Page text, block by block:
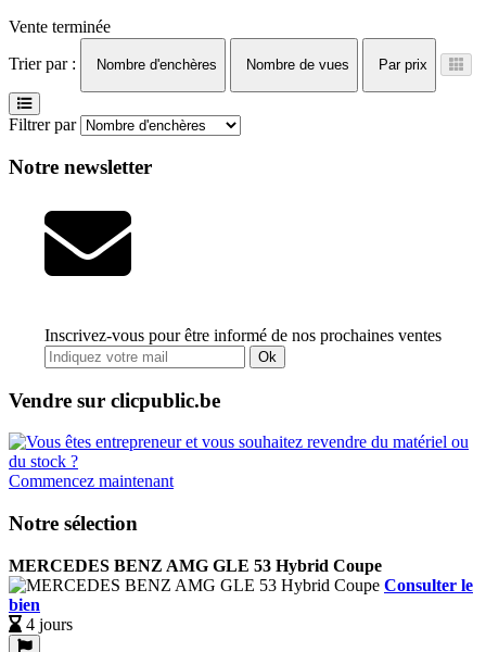
Vente terminée
Trier par :
Nombre d'enchères Nombre de vues Par prix
Filtrer par
Notre newsletter
Inscrivez-vous pour être informé de nos prochaines ventes
Ok
Vendre sur clicpublic.be
Commencez maintenant
Notre sélection
MERCEDES BENZ AMG GLE 53 Hybrid Coupe
Consulter le
bien
4 jours